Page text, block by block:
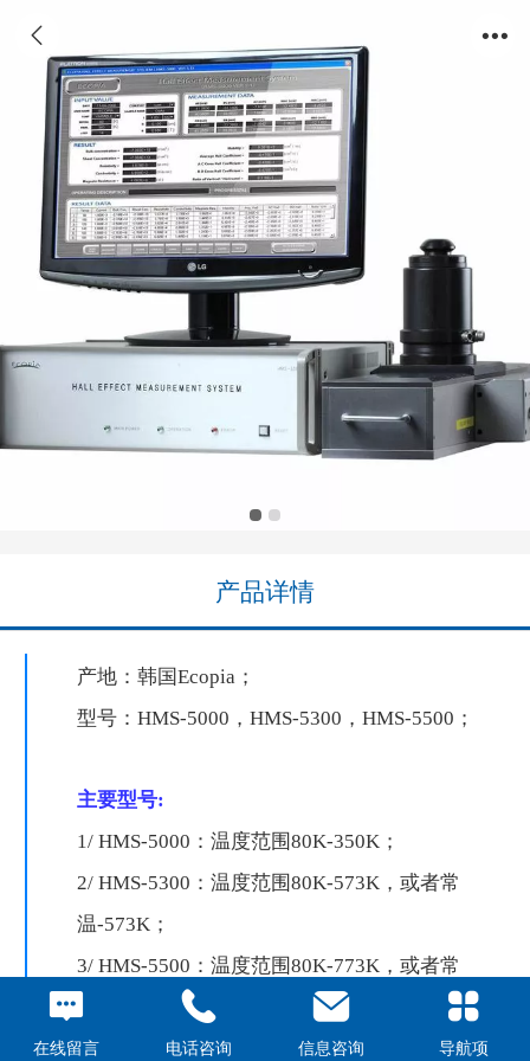
产品详情
产地：韩国Ecopia ；
型号： HMS-5000，HMS-5300，HMS-5500 ；
主要型号:
1/ HMS-5000：温度范围80K-350K；
2/ HMS-5300：温度范围80K-573K，或者常
温-573K；
3/ HMS-5500：温度范围80K-773K，或者常
在线留言 电话咨询 信息咨询 导航项